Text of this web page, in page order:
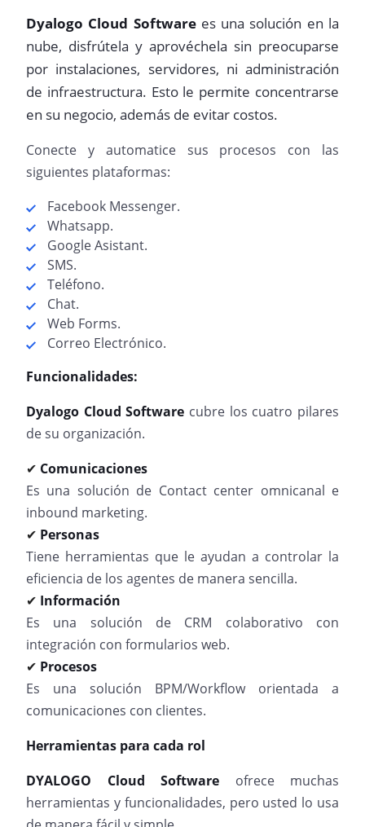
Dyalogo Cloud Softwarees una solución en la
nube, disfrútela y aprovéchela sin preocuparse
por instalaciones, servidores, ni administración
de infraestructura. Esto le permite concentrarse
en su negocio, además de evitar costos.
Conecte y automatice sus procesos con las
siguientes plataformas:
Facebook Messenger.
Whatsapp.
Google Asistant.
SMS.
Teléfono.
Chat.
Web Forms.
Correo Electrónico.
Funcionalidades:
Dyalogo Cloud Software cubre los cuatro pilares
de su organización.
✔ Comunicaciones
Es una solución de Contact center omnicanal e
inbound marketing.
✔ Personas
Tiene herramientas que le ayudan a controlar la
eficiencia de los agentes de manera sencilla.
✔ Información
Es una solución de CRM colaborativo con
integración con formularios web.
✔ Procesos
Es una solución BPM/Workflow orientada a
comunicaciones con clientes.
Herramientas para cada rol
DYALOGO Cloud Software ofrece muchas
herramientas y funcionalidades, pero usted lo usa